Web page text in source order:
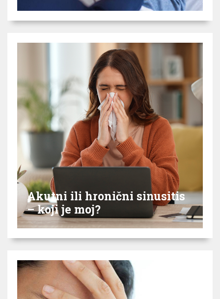
Akutni ili hronični sinusitis
– koji je moj?